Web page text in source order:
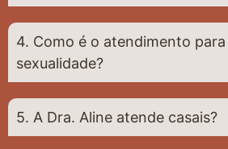
4. Como é o atendimento
sexualidade?
5. A Dra. Aline atende casais?